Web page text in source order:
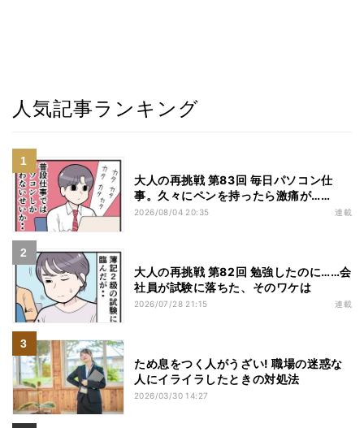
人気記事ランキング
大人の再挑戦 第83回 毎日パソコン仕
事。久々にペンを持ったら激痛が……
2026/08/04 20:35 連載
大人の再挑戦 第82回 勉強したのに……会
社員が試験に落ちた、そのワケは
2026/07/28 21:15 連載
ため息をつく人がうざい! 職場の迷惑な
人にイライラしたときの対処法
2026/03/30 14:27